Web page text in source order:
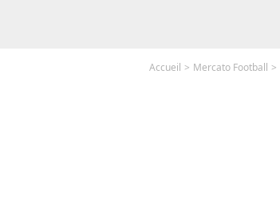
Accueil Mercato Football